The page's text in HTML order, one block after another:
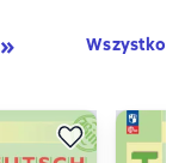
» Wszystko